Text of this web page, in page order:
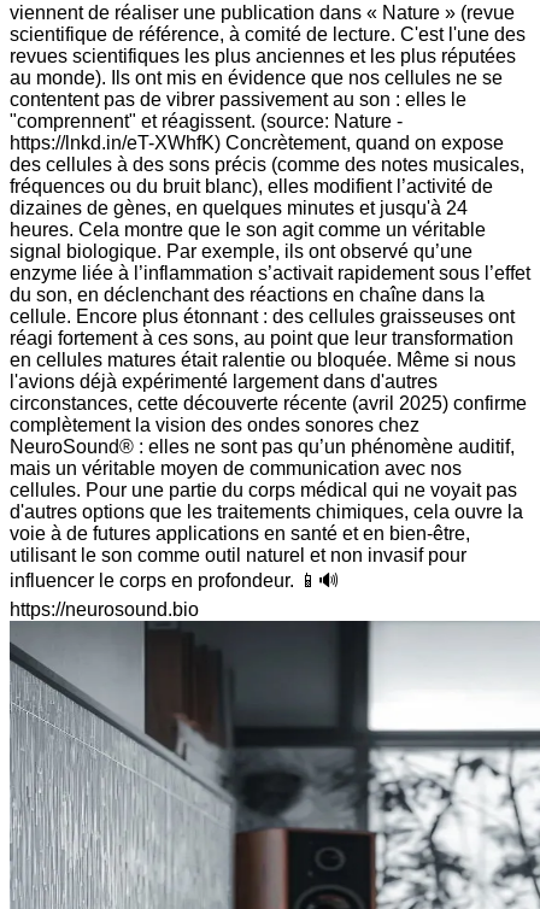
viennent de réaliser une publication dans « Nature » (revue
scientifique de référence, à comité de lecture. C'est l'une des
revues scientifiques les plus anciennes et les plus réputées
au monde). Ils ont mis en évidence que nos cellules ne se
contentent pas de vibrer passivement au son : elles le
"comprennent" et réagissent. (source: Nature -
https://lnkd.in/eT-XWhfK) Concrètement, quand on expose
des cellules à des sons précis (comme des notes musicales,
fréquences ou du bruit blanc), elles modifient l’activité de
dizaines de gènes, en quelques minutes et jusqu'à 24
heures. Cela montre que le son agit comme un véritable
signal biologique. Par exemple, ils ont observé qu’une
enzyme liée à l’inflammation s’activait rapidement sous l’effet
du son, en déclenchant des réactions en chaîne dans la
cellule. Encore plus étonnant : des cellules graisseuses ont
réagi fortement à ces sons, au point que leur transformation
en cellules matures était ralentie ou bloquée. Même si nous
l'avions déjà expérimenté largement dans d'autres
circonstances, cette découverte récente (avril 2025) confirme
complètement la vision des ondes sonores chez
NeuroSound® : elles ne sont pas qu’un phénomène auditif,
mais un véritable moyen de communication avec nos
cellules. Pour une partie du corps médical qui ne voyait pas
d'autres options que les traitements chimiques, cela ouvre la
voie à de futures applications en santé et en bien-être,
utilisant le son comme outil naturel et non invasif pour
influencer le corps en profondeur. 📱🔊
https://neurosound.bio